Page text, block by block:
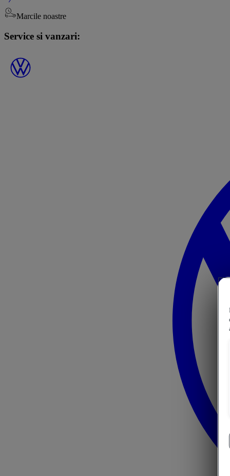
Marcile noastre
Service si vanzari: